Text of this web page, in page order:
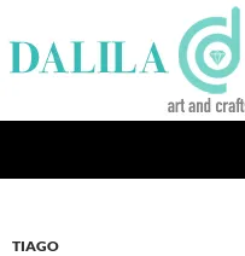
to
content
TIAGO